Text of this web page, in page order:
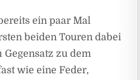
ein paar Mal
beiden Touren dabei
Gegensatz zu dem
wie eine Feder,